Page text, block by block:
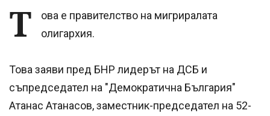
Т
ова е правителство на мигриралата
олигархия.
Това заяви пред БНР лидерът на ДСБ и
съпредседател на "Демократична България"
Атанас Атанасов, заместник-председател на 52-